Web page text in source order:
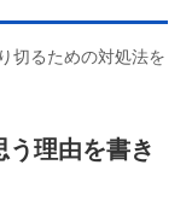
切るための対処法を
う理由を書き